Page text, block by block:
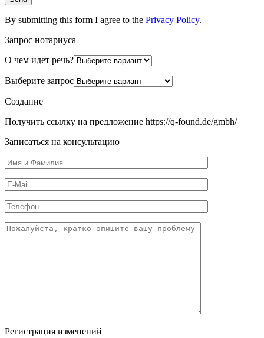
By submitting this form I agree to the Privacy Policy.
Запрос нотариуса
О чем идет речь?
Выберите запрос
Создание
Получить ссылку на предложение https://q-found.de/gmbh/
Записаться на консультацию
Регистрация изменений